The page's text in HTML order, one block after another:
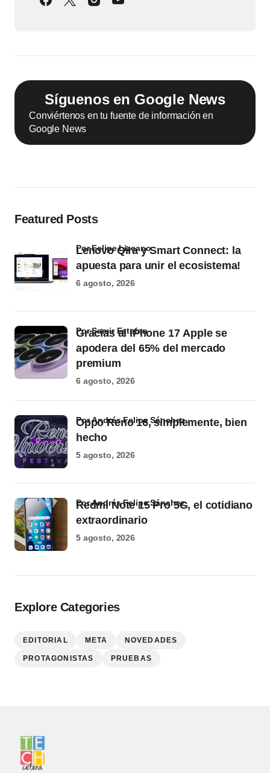
Síguenos en Google News
Conviértenos en tu fuente de información en
Google News
Featured Posts
Lenovo Qira y Smart Connect: la
apuesta para unir el ecosistema!
por Felipe Lizcano
6 agosto, 2026
Gracias al iPhone 17 Apple se
apodera del 65% del mercado
premium
por Samir Estefan
6 agosto, 2026
Oppo Reno 16, simplemente, bien
hecho
por Andrés Felipe Sánchez
5 agosto, 2026
Redmi Note 15 Pro 5G, el cotidiano
extraordinario
por Andrés Felipe Sánchez
5 agosto, 2026
Explore Categories
EDITORIAL META NOVEDADES
PROTAGONISTAS PRUEBAS